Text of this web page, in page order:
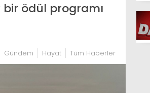
bir ödül programı
Gündem Hayat Tüm Haberler